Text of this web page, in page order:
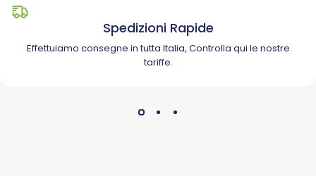
Spedizioni Rapide
Effettuiamo consegne in tutta Italia, Controlla qui le nostre
tariffe.